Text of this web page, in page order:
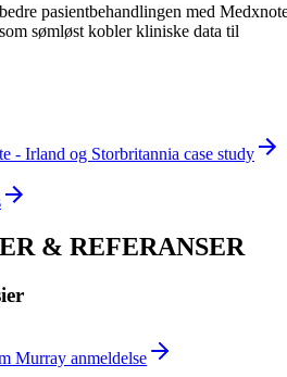
pasientbehandlingen med
sømløst kobler kliniske data til
- Irland og Storbritannia case study
& REFERANSER
Murray anmeldelse